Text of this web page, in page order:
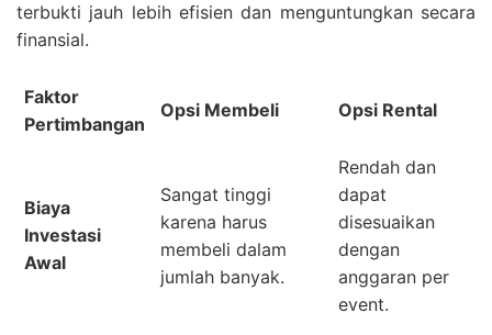
terbukti jauh lebih efisien dan menguntungkan secara
finansial.
Faktor
Pertimbangan
Opsi Membeli Opsi Rental
Biaya
Investasi
Awal
Sangat tinggi
karena harus
membeli dalam
jumlah banyak.
Rendah dan
dapat
disesuaikan
dengan
anggaran per
event.